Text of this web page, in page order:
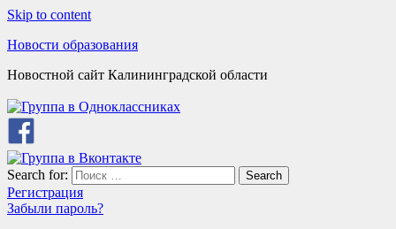
Skip to content
Новости образования
Новостной сайт Калининградской области
Search for: Search
Регистрация
Забыли пароль?